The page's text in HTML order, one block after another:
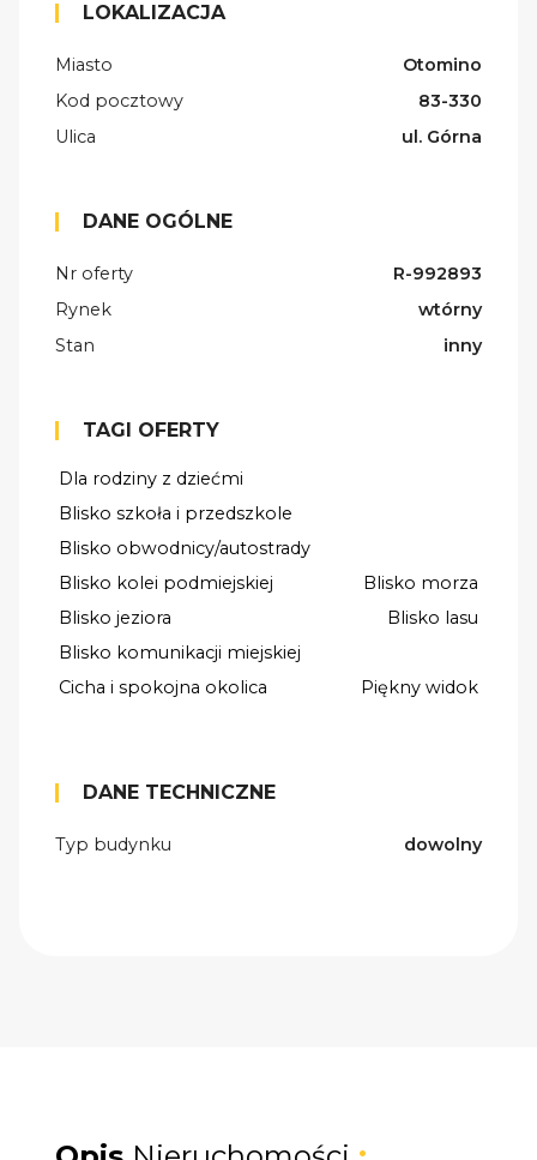
LOKALIZACJA
Miasto
Otomino
Kod pocztowy
83-330
Ulica
ul. Górna
DANE OGÓLNE
Nr oferty
R-992893
Rynek
wtórny
Stan
inny
TAGI OFERTY
Dla rodziny z dziećmi
Blisko szkoła i przedszkole
Blisko obwodnicy/autostrady
Blisko kolei podmiejskiej
Blisko morza
Blisko jeziora
Blisko lasu
Blisko komunikacji miejskiej
Cicha i spokojna okolica
Piękny widok
DANE TECHNICZNE
Typ budynku dowolny